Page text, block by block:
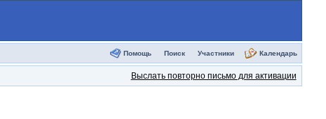
Помощь Поиск Участники Календарь
Выслать повторно письмо для активации